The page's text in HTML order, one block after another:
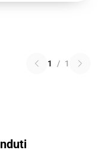
1 / 1